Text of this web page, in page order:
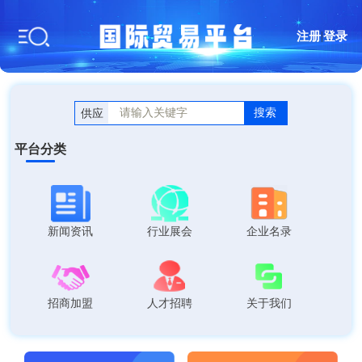
注册 |登录
供应 搜索
平台分类
新闻资讯 行业展会 企业名录
招商加盟 人才招聘 关于我们